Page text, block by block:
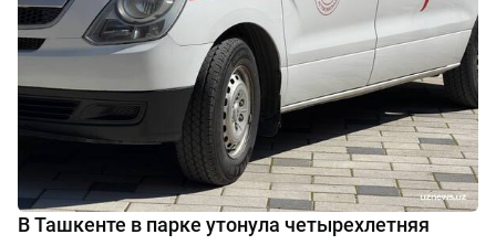
В Ташкенте в парке утонула четырехлетняя